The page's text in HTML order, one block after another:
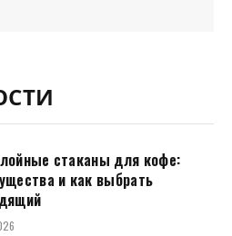
стаканы для кофе:
и как выбрать